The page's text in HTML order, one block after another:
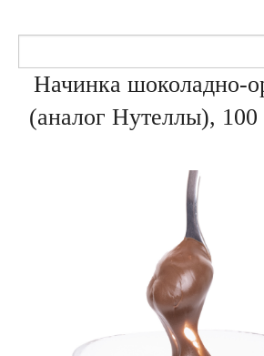
Начинка шоколадно-
(аналог Нутеллы), 100